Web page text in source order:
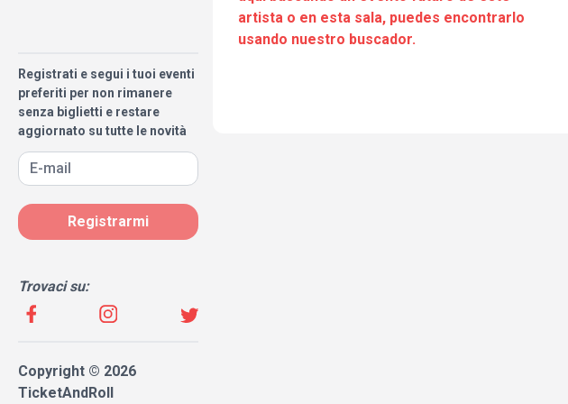
Registrati e segui i tuoi eventi
preferiti per non rimanere
senza biglietti e restare
aggiornato su tutte le novità
Registrarmi
Trovaci su:
Copyright © 2026
TicketAndRoll
artista o en esta sala, puedes encontrarlo
usando nuestro buscador.